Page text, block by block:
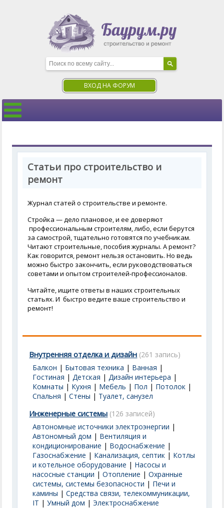
ВХОД НА ФОРУМ
Статьи про строительство и
ремонт
Журнал статей о строительстве и ремонте.
Стройка — дело плановое, и ее доверяют
профессиональным строителям, либо, если берутся
за самострой, тщательно готовятся по учебникам.
Читают строительные, пособия журналы. А ремонт?
Как говорится, ремонт нельзя остановить. Но ведь
можно быстро закончить, если руководствоваться
советами и опытом строителей-профессионалов.
Читайте, ищите ответы в наших строительных
статьях. И быстро ведите ваше строительство и
ремонт!
Внутренняя отделка и дизайн (261 запись)
Балкон | Бытовая техника | Ванная |
Гостиная |Детская |Дизайн интерьера |
Комнаты | Кухня | Мебель | Пол | Потолок |
Спальня |Стены | Туалет, санузел
Инженерные системы (126 записей)
Автономные источники электроэнергии |
Автономный дом | Вентиляция и
кондиционирование | Водоснабжение |
Газоснабжение | Канализация, септик | Котлы
и котельное оборудование | Насосы и
насосные станции |Отопление |Охранные
системы, системы безопасности | Печи и
камины |Средства связи, телекоммуникации,
IT |Умный дом |Электроснабжение